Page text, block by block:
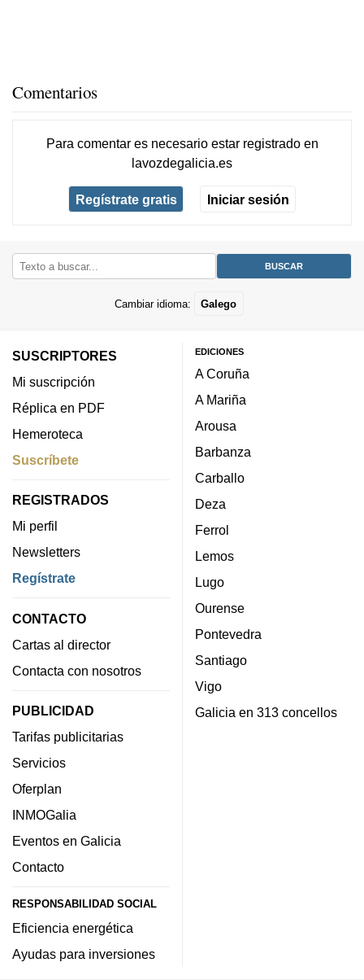
Comentarios
Para comentar es necesario estar registradoen
lavozdegalicia.es
Regístrate gratis Iniciar sesión
Cambiar idioma: Galego
SUSCRIPTORES
Mi suscripción
Réplica en PDF
Hemeroteca
Suscríbete
REGISTRADOS
Mi perfil
Newsletters
Regístrate
CONTACTO
Cartas al director
Contacta con nosotros
PUBLICIDAD
Tarifas publicitarias
Servicios
Oferplan
INMOGalia
Eventos en Galicia
Contacto
RESPONSABILIDAD SOCIAL
Eficiencia energética
Ayudas para inversiones
EDICIONES
A Coruña
A Mariña
Arousa
Barbanza
Carballo
Deza
Ferrol
Lemos
Lugo
Ourense
Pontevedra
Santiago
Vigo
Galicia en 313 concellos